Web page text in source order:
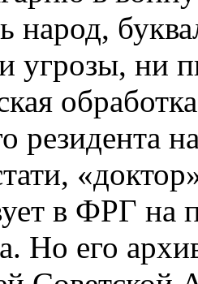
народ,
угрозы, ни
резидента
в ФРГ на
Но его